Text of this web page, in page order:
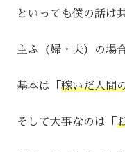
といっても僕の話は
主ふ（婦・夫）の場
基本は「 稼いだ人間
そして大事なのは「